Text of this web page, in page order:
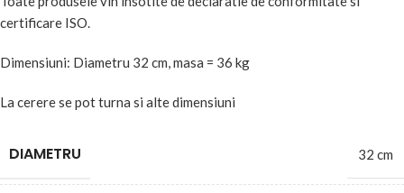
certificare ISO.
Dimensiuni: Diametru 32 cm, masa = 36 kg
La cerere se pot turna si alte dimensiuni
DIAMETRU 32 cm